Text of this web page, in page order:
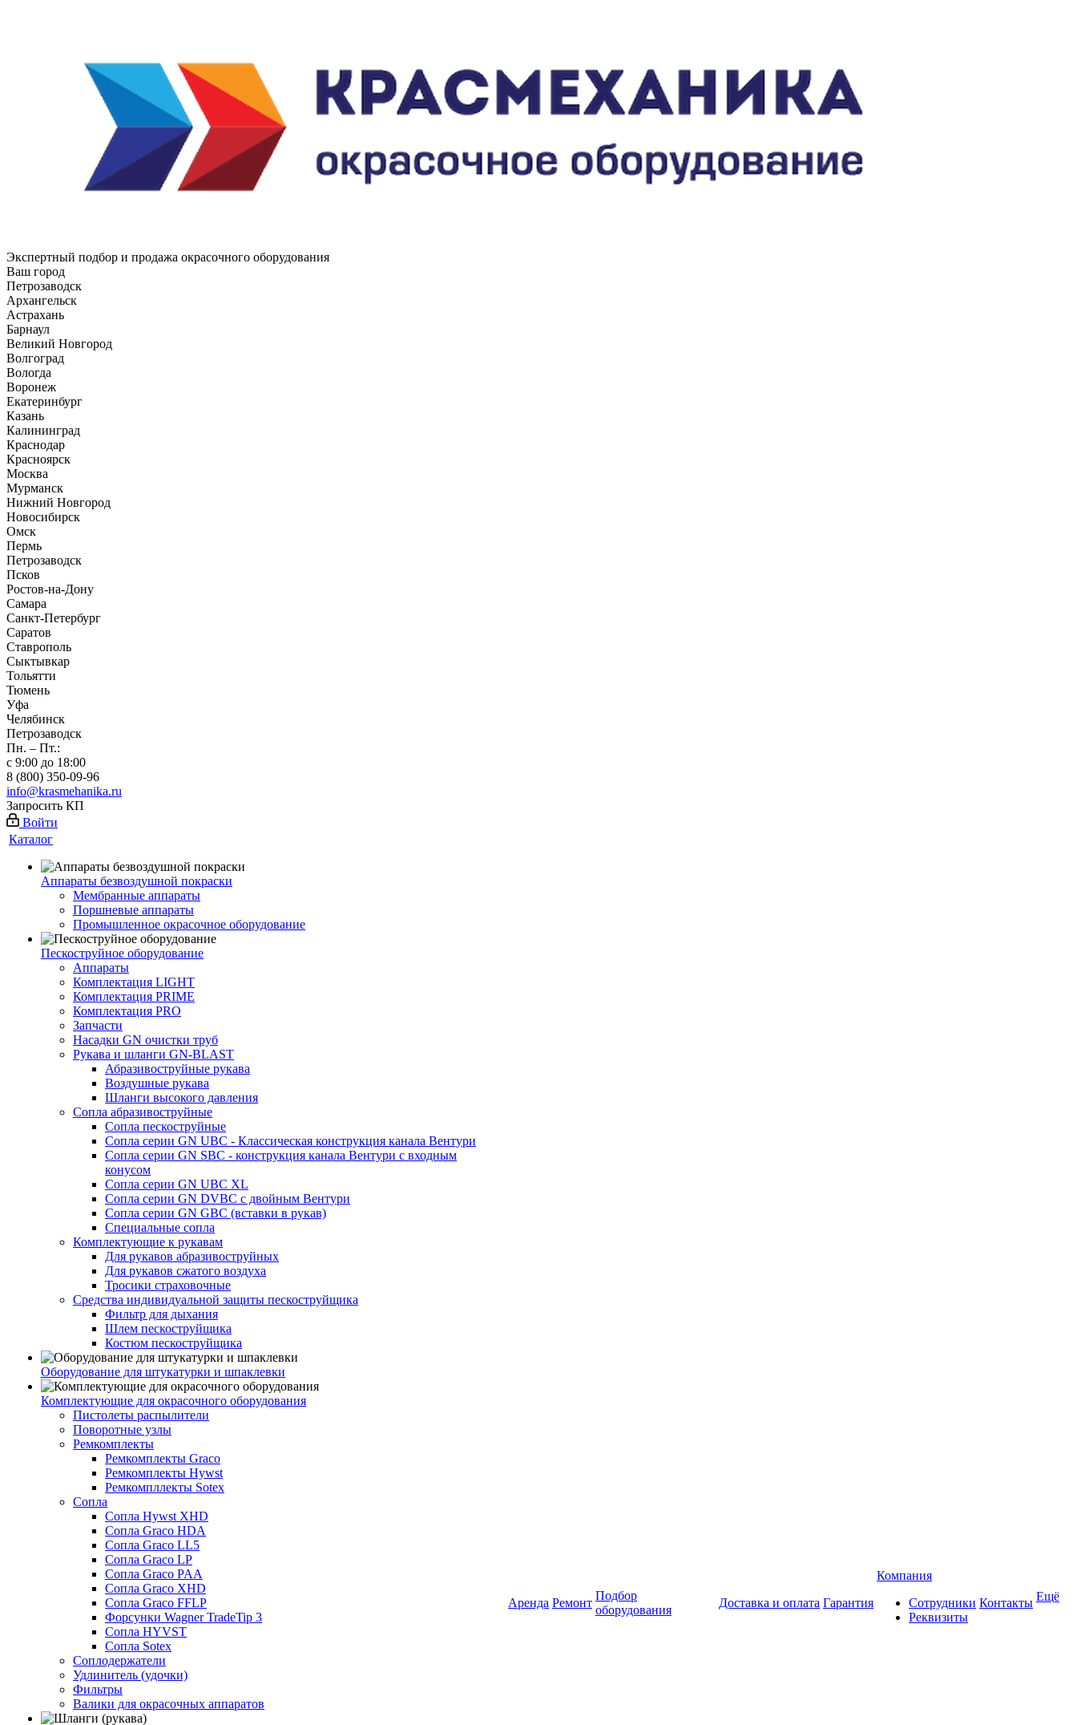
Экспертный подбор и продажа окрасочного оборудования
Ваш город
Петрозаводск
Архангельск
Астрахань
Барнаул
Великий Новгород
Волгоград
Вологда
Воронеж
Екатеринбург
Казань
Калининград
Краснодар
Красноярск
Москва
Мурманск
Нижний Новгород
Новосибирск
Омск
Пермь
Петрозаводск
Псков
Ростов-на-Дону
Самара
Санкт-Петербург
Саратов
Ставрополь
Сыктывкар
Тольятти
Тюмень
Уфа
Челябинск
Петрозаводск
Пн. – Пт.:
с 9:00 до 18:00
8 (800) 350-09-96
info@krasmehanika.ru
Запросить КП
Войти
Каталог
Аппараты безвоздушной покраски
Мембранные аппараты
Поршневые аппараты
Промышленное окрасочное оборудование
Пескоструйное оборудование
Аппараты
Комплектация LIGHT
Комплектация PRIME
Комплектация PRO
Запчасти
Насадки GN очистки труб
Рукава и шланги GN-BLAST
Абразивоструйные рукава
Воздушные рукава
Шланги высокого давления
Сопла абразивоструйные
Сопла пескоструйные
Сопла серии GN UBC - Классическая конструкция канала Вентури
Сопла серии GN SBC - конструкция канала Вентури c входным
конусом
Сопла серии GN UBC XL
Сопла серии GN DVBC с двойным Вентури
Сопла серии GN GBC (вставки в рукав)
Специальные сопла
Комплектующие к рукавам
Для рукавов абразивоструйных
Для рукавов сжатого воздуха
Тросики страховочные
Средства индивидуальной защиты пескоструйщика
Фильтр для дыхания
Шлем пескоструйщика
Костюм пескоструйщика
Оборудование для штукатурки и шпаклевки
Комплектующие для окрасочного оборудования
Пистолеты распылители
Поворотные узлы
Ремкомплекты
Ремкомплекты Graco
Ремкомплекты Hywst
Ремкомпллекты Sotex
Сопла
Сопла Hywst XHD
Сопла Graco HDA
Сопла Graco LL5
Сопла Graco LP
Сопла Graco PAA
Сопла Graco XHD
Сопла Graco FFLP
Форсунки Wagner TradeTip 3
Сопла HYVST
Сопла Sotex
Соплодержатели
Удлинитель (удочки)
Фильтры
Валики для окрасочных аппаратов
Аренда Ремонт
Подбор
оборудования
Доставка и оплата Гарантия
Компания
Сотрудники
Реквизиты
Контакты Ещё